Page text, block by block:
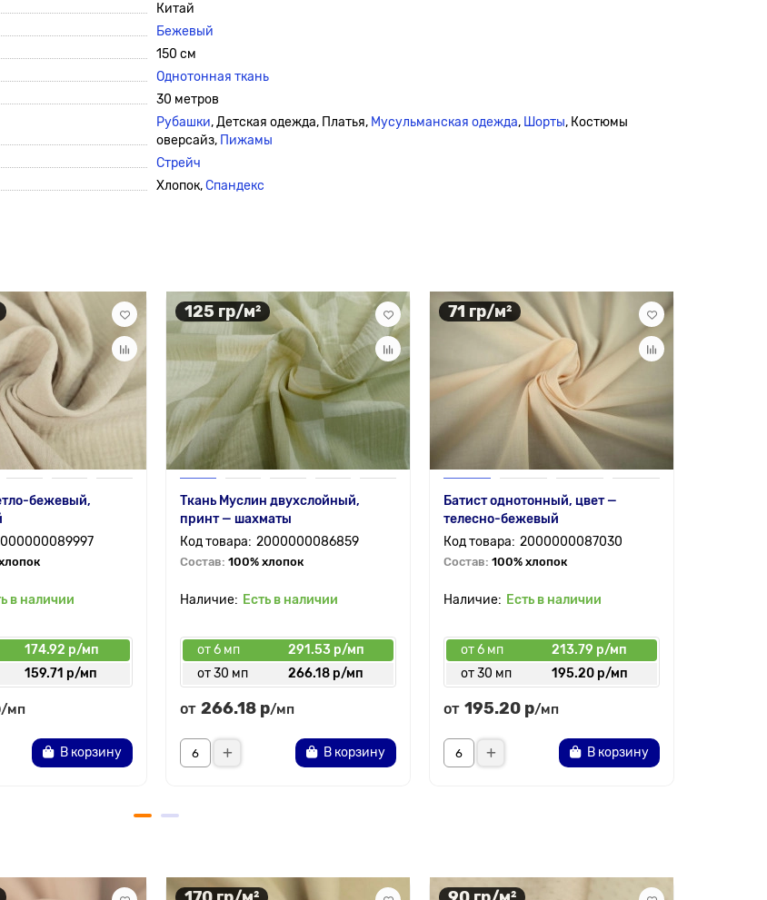
Китай
Бежевый
150 см
Однотонная ткань
30 метров
Рубашки, Детская одежда, Платья, Мусульманская одежда, Шорты, Костюмы
оверсайз, Пижамы
Стрейч
Хлопок,Спандекс
бежевый,
в наличии
174.92 р/мп
159.71 р/мп
/мп
В корзину
125 гр/м²
Ткань Муслин двухслойный,
принт — шахматы
2000000086859
Состав: 100% хлопок
Есть в наличии
от 6 мп
291.53 р/мп
от 30 мп
266.18 р/мп
от 266.18 р/мп
В корзину
71 гр/м²
Батист однотонный, цвет —
телесно-бежевый
2000000087030
Состав: 100% хлопок
Есть в наличии
от 6 мп
213.79 р/мп
от 30 мп
195.20 р/мп
от 195.20 р/мп
В корзину